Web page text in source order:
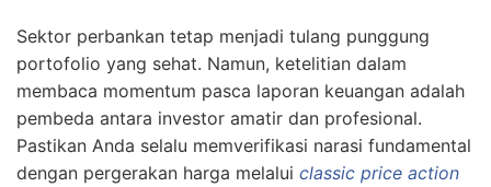
Sektor perbankan tetap menjadi tulang punggung
portofolio yang sehat. Namun, ketelitian dalam
membaca momentum pasca laporan keuangan adalah
pembeda antara investor amatir dan profesional.
Pastikan Anda selalu memverifikasi narasi fundamental
dengan pergerakan harga melalui classic price action